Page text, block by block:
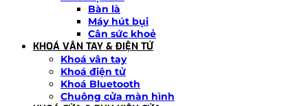
Bàn là
Máy hút bụi
Cân sức khoẻ
KHOÁ VÂN TAY & ĐIỆN TỬ
Khoá vân tay
Khoá điện tử
Khoá Bluetooth
Chuông cửa màn hình